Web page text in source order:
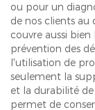
ou pour un
de nos clients
couvre aussi
prévention des
l'utilisation de
seulement la
et la durabilité
permet de